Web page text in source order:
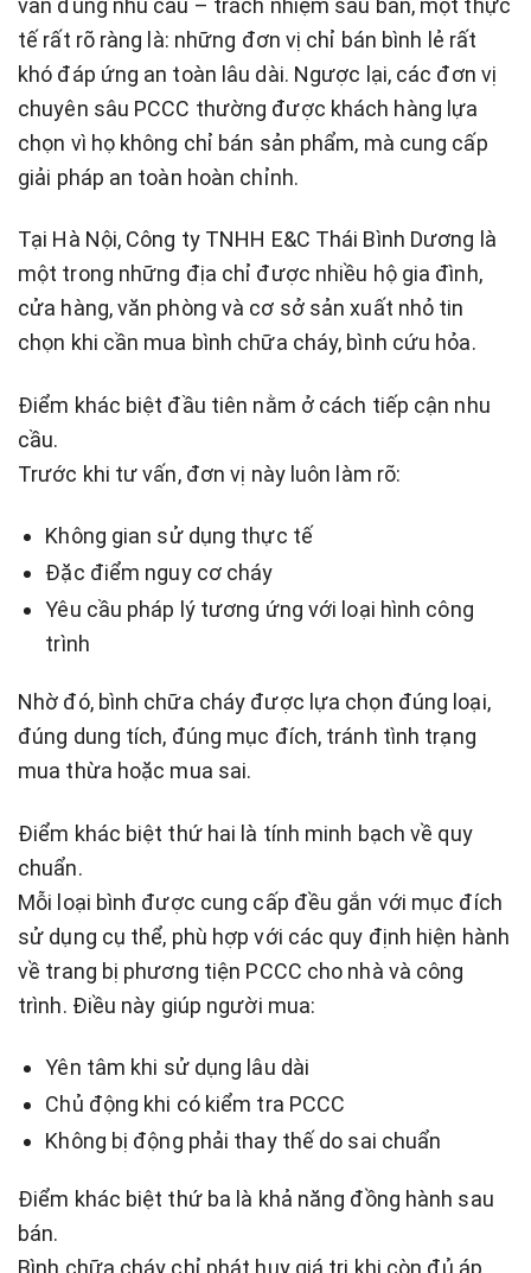
vấn đúng nhu cầu – trách nhiệm sau bán, một thực
tế rất rõ ràng là: những đơn vị chỉ bán bình lẻ rất
khó đáp ứng an toàn lâu dài. Ngược lại, các đơn vị
chuyên sâu PCCC thường được khách hàng lựa
chọn vì họ không chỉ bán sản phẩm, mà cung cấp
giải pháp an toàn hoàn chỉnh.
Tại Hà Nội, Công ty TNHH E&C Thái Bình Dương là
một trong những địa chỉ được nhiều hộ gia đình,
cửa hàng, văn phòng và cơ sở sản xuất nhỏ tin
chọn khi cần mua bình chữa cháy, bình cứu hỏa.
Điểm khác biệt đầu tiên nằm ở cách tiếp cận nhu
cầu.
Trước khi tư vấn, đơn vị này luôn làm rõ:
Không gian sử dụng thực tế
Đặc điểm nguy cơ cháy
Yêu cầu pháp lý tương ứng với loại hình công
trình
Nhờ đó, bình chữa cháy được lựa chọn đúng loại,
đúng dung tích, đúng mục đích, tránh tình trạng
mua thừa hoặc mua sai.
Điểm khác biệt thứ hai là tính minh bạch về quy
chuẩn.
Mỗi loại bình được cung cấp đều gắn với mục đích
sử dụng cụ thể, phù hợp với các quy định hiện hành
về trang bị phương tiện PCCC cho nhà và công
trình. Điều này giúp người mua:
Yên tâm khi sử dụng lâu dài
Chủ động khi có kiểm tra PCCC
Không bị động phải thay thế do sai chuẩn
Điểm khác biệt thứ ba là khả năng đồng hành sau
bán.
Bình chữa cháy chỉ phát huy giá trị khi còn đủ áp